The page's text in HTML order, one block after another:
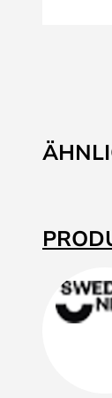
Anfang
der